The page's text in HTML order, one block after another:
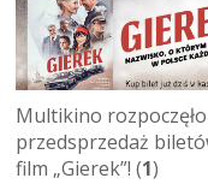
Multikino rozpoczęło
przedsprzedaż
film „Gierek”! (1)